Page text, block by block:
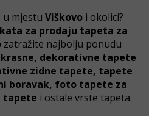
u mjestu Viškovo i okolici?
za prodaju tapeta za
zatražite najbolju ponudu
dekorativne tapete
zidne tapete, tapete
boravak, foto tapete za
tapete i ostale vrste tapeta.